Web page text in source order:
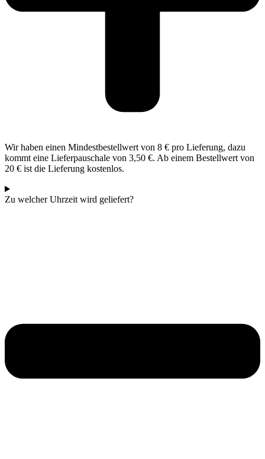
Wir haben einen Mindestbestellwert von 8 € pro Lieferung, dazu
kommt eine Lieferpauschale von 3,50 €. Ab einem Bestellwert von
20 € ist die Lieferung kostenlos.
Zu welcher Uhrzeit wird geliefert?